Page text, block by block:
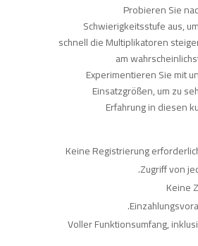
Probieren Sie
Schwierigkeitsstufe aus,
schnell die Multiplikatoren
am
Experimentieren Sie mit
Einsatzgrößen, um zu
Erfahrung in diesen
Keine Registrierung
Zugriff von
Keine
Voller Funktionsumfang,